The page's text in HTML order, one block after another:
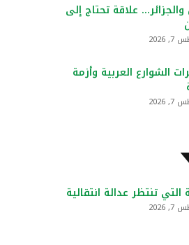
علاقة تحتاج إلى
الشوارع العربية وأزمة
تنتظر عدالة انتقالية